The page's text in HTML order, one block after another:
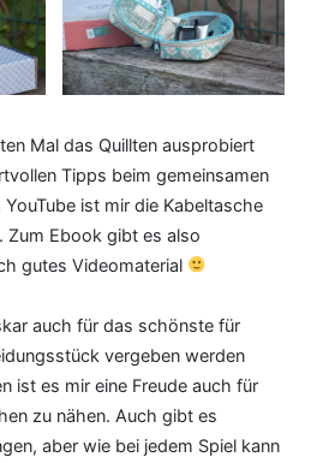
Mal das Quillten ausprobiert
Tipps beim gemeinsamen
YouTube ist mir die Kabeltasche
Zum Ebook gibt es also
gutes Videomaterial
auch für das schönste für
vergeben werden
ist es mir eine Freude auch für
zu nähen. Auch gibt es
aber wie bei jedem Spiel kann